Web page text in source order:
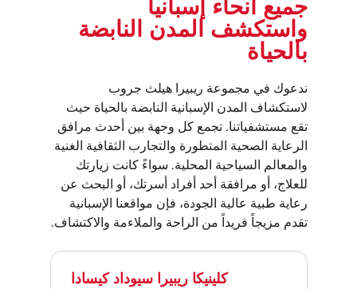
جميع أنحاء إسبانيا
واستكشف المدن النابضة
بالحياة
ندعوك في مجموعة ريبيرا هيلث جروب
لاستكشاف المدن الإسبانية النابضة بالحياة حيث
تقع مستشفياتنا. تجمع كل وجهة بين أحدث مرافق
الرعاية الصحية المتطورة والتجارب الثقافية الغنية
والمعالم السياحية المحلية. سواءً كانت زيارتك
للعلاج، أو مرافقة أحد أفراد أسرتك، أو البحث عن
رعاية طبية عالية الجودة، فإن مواقعنا الإسبانية
تقدم مزيجاً فريداً من الراحة والملاءمة والاكتشاف.
كلينيكا ريبيرا سيوداد كيسادا